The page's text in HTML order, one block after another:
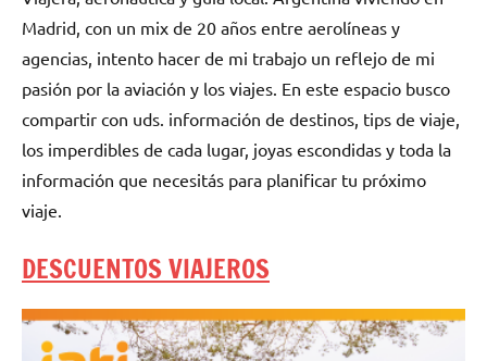
Madrid, con un mix de 20 años entre aerolíneas y
agencias, intento hacer de mi trabajo un reflejo de mi
pasión por la aviación y los viajes. En este espacio busco
compartir con uds. información de destinos, tips de viaje,
los imperdibles de cada lugar, joyas escondidas y toda la
información que necesitás para planificar tu próximo
viaje.
DESCUENTOS VIAJEROS